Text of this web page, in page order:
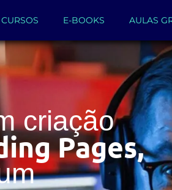
CURSOS E-BOOKS AULAS
criação
Pages,